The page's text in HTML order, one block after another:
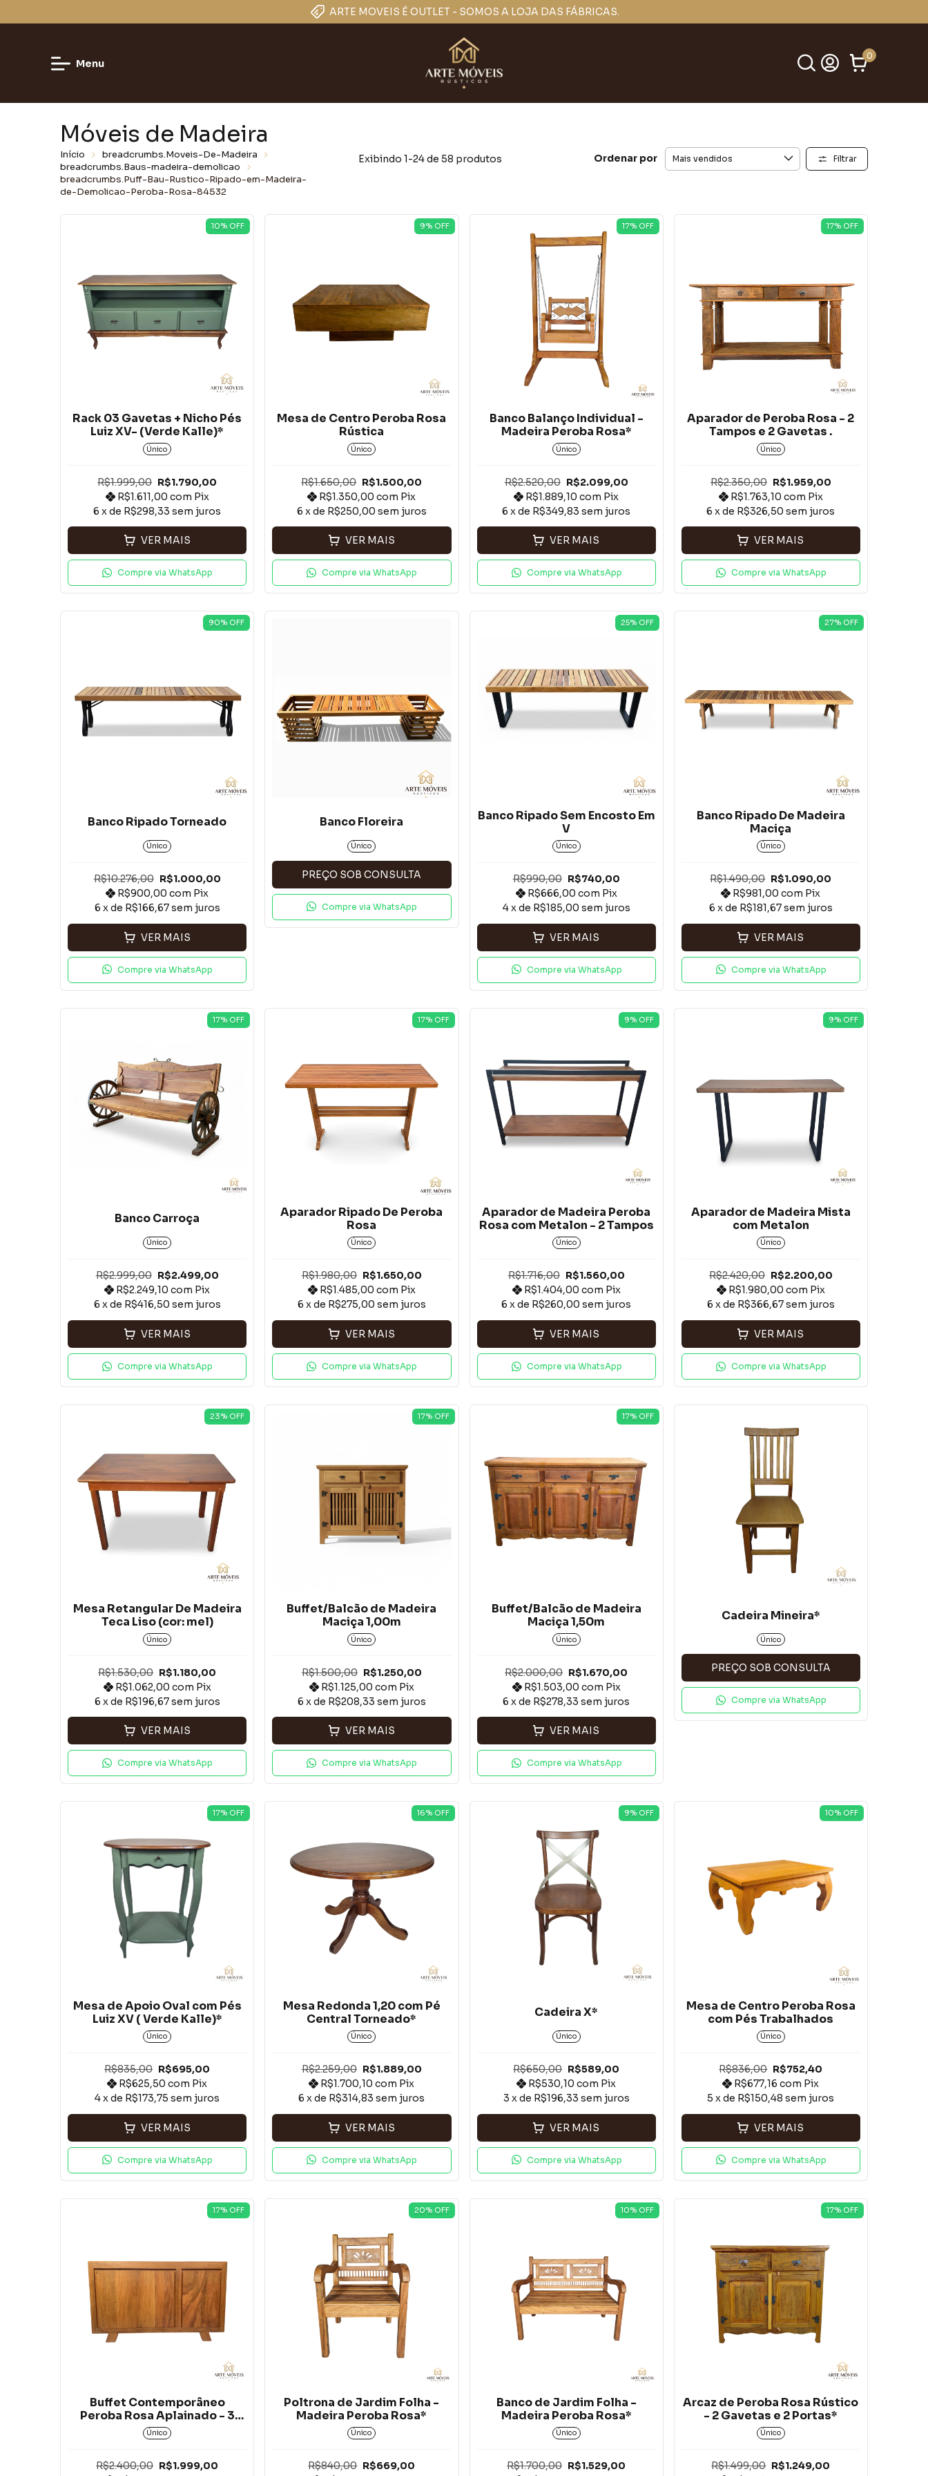
Menu
0
Móveis de Madeira
Início
breadcrumbs.Moveis-De-Madeira
breadcrumbs.Baus-madeira-demolicao
breadcrumbs.Puff-Bau-Rustico-Ripado-em-Madeira-
de-Demolicao-Peroba-Rosa-84532
Exibindo 1-24 de 58 produtos Ordenar por Filtrar
10% OFF
Rack 03 Gavetas + Nicho Pés
Luiz XV- (Verde Kalle)*
Único
R$1.999,00 R$1.790,00
R$1.611,00 com Pix
6 x de R$298,33 sem juros
VER MAIS
Compre via WhatsApp
9% OFF
Mesa de Centro Peroba Rosa
Rústica
Único
R$1.650,00 R$1.500,00
R$1.350,00com Pix
6 x de R$250,00 sem juros
VER MAIS
Compre via WhatsApp
17% OFF
Banco Balanço Individual -
Madeira Peroba Rosa*
Único
R$2.520,00 R$2.099,00
R$1.889,10com Pix
6 x de R$349,83 sem juros
VER MAIS
Compre via WhatsApp
17% OFF
Aparador de Peroba Rosa - 2
Tampos e 2 Gavetas .
Único
R$2.350,00 R$1.959,00
R$1.763,10 com Pix
6 x de R$326,50 sem juros
VER MAIS
Compre via WhatsApp
90% OFF
Banco Ripado Torneado
Único
R$10.276,00 R$1.000,00
R$900,00com Pix
6 x de R$166,67sem juros
VER MAIS
Compre via WhatsApp
Banco Floreira
Único
PREÇO SOB CONSULTA
Compre via WhatsApp
25% OFF
Banco Ripado Sem Encosto Em
V
Único
R$990,00 R$740,00
R$666,00 com Pix
4x de R$185,00 sem juros
VER MAIS
Compre via WhatsApp
27% OFF
Banco Ripado De Madeira
Maciça
Único
R$1.490,00 R$1.090,00
R$981,00com Pix
6 x de R$181,67sem juros
VER MAIS
Compre via WhatsApp
17% OFF
Banco Carroça
Único
R$2.999,00 R$2.499,00
R$2.249,10com Pix
6 x de R$416,50 sem juros
VER MAIS
Compre via WhatsApp
17% OFF
Aparador Ripado De Peroba
Rosa
Único
R$1.980,00 R$1.650,00
R$1.485,00 com Pix
6 x de R$275,00 sem juros
VER MAIS
Compre via WhatsApp
9% OFF
Aparador de Madeira Peroba
Rosa com Metalon - 2 Tampos
Único
R$1.716,00 R$1.560,00
R$1.404,00 com Pix
6 x de R$260,00 sem juros
VER MAIS
Compre via WhatsApp
9% OFF
Aparador de Madeira Mista
com Metalon
Único
R$2.420,00 R$2.200,00
R$1.980,00 com Pix
6 x de R$366,67sem juros
VER MAIS
Compre via WhatsApp
23% OFF
Mesa Retangular De Madeira
Teca Liso (cor: mel)
Único
R$1.530,00 R$1.180,00
R$1.062,00 com Pix
6 x de R$196,67sem juros
VER MAIS
Compre via WhatsApp
17% OFF
Buffet/Balcão de Madeira
Maciça 1,00m
Único
R$1.500,00 R$1.250,00
R$1.125,00 com Pix
6 x de R$208,33 sem juros
VER MAIS
Compre via WhatsApp
17% OFF
Buffet/Balcão de Madeira
Maciça 1,50m
Único
R$2.000,00 R$1.670,00
R$1.503,00 com Pix
6 x de R$278,33 sem juros
VER MAIS
Compre via WhatsApp
Cadeira Mineira*
Único
PREÇO SOB CONSULTA
Compre via WhatsApp
17% OFF
Mesa de Apoio Oval com Pés
Luiz XV ( Verde Kalle)*
Único
R$835,00 R$695,00
R$625,50com Pix
4x de R$173,75 sem juros
VER MAIS
Compre via WhatsApp
16% OFF
Mesa Redonda 1,20 com Pé
Central Torneado*
Único
R$2.259,00 R$1.889,00
R$1.700,10com Pix
6 x de R$314,83 sem juros
VER MAIS
Compre via WhatsApp
9% OFF
Cadeira X*
Único
R$650,00 R$589,00
R$530,10com Pix
3 x de R$196,33 sem juros
VER MAIS
Compre via WhatsApp
10% OFF
Mesa de Centro Peroba Rosa
com Pés Trabalhados
Único
R$836,00 R$752,40
R$677,16com Pix
5 x de R$150,48 sem juros
VER MAIS
Compre via WhatsApp
17% OFF
Buffet Contemporâneo
Peroba Rosa Aplainado - 3
Portas*
Único
R$2.400,00 R$1.999,00
20% OFF
Poltrona de Jardim Folha -
Madeira Peroba Rosa*
Único
R$840,00 R$669,00
10% OFF
Banco de Jardim Folha -
Madeira Peroba Rosa*
Único
R$1.700,00 R$1.529,00
17% OFF
Arcaz de Peroba Rosa Rústico
- 2 Gavetas e 2 Portas*
Único
R$1.499,00 R$1.249,00